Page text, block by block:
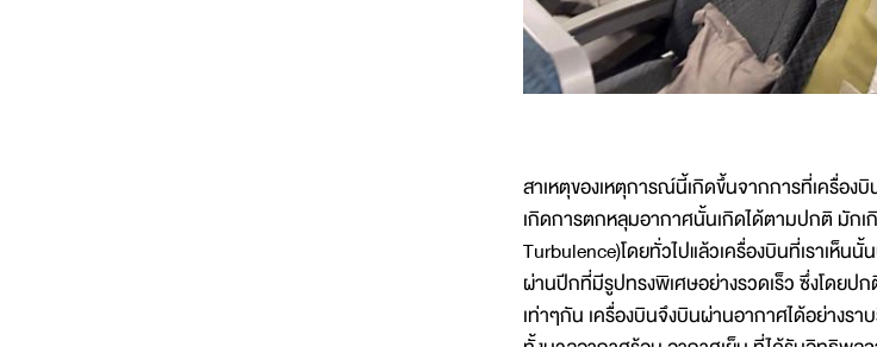
สาเหตุของเหตุการณ์นี้เกิดขึ้นจากการที่เครื่อง
เกิดการตกหลุมอากาศนั้นเกิดได้ตามปกติ มักเ
Turbulence)โดยทั่วไปแล้วเครื่องบินที่เราเห็น
ผ่านปีกที่มีรูปทรงพิเศษอย่างรวดเร็ว ซึ่งโดยป
เท่าๆกัน เครื่องบินจึงบินผ่านอากาศได้อย่างร